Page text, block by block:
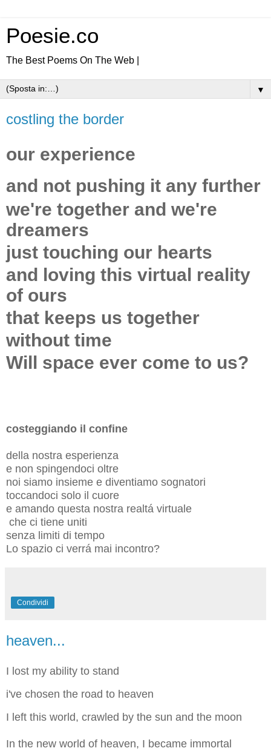
Poesie.co
The Best Poems On The Web |
▼
costling the border
our experience
and not pushing it any further
we're together and we're
dreamers
just touching our hearts
and loving this virtual reality
of ours
that keeps us together
without time
Will space ever come to us?
costeggiando il confine
della nostra esperienza
e non spingendoci oltre
noi siamo insieme e diventiamo sognatori
toccandoci solo il cuore
e amando questa nostra realtá virtuale
che ci tiene uniti
senza limiti di tempo
Lo spazio ci verrá mai incontro?
Condividi
heaven...
I lost my ability to stand
i've chosen the road to heaven
I left this world, crawled by the sun and the moon
In the new world of heaven, I became immortal